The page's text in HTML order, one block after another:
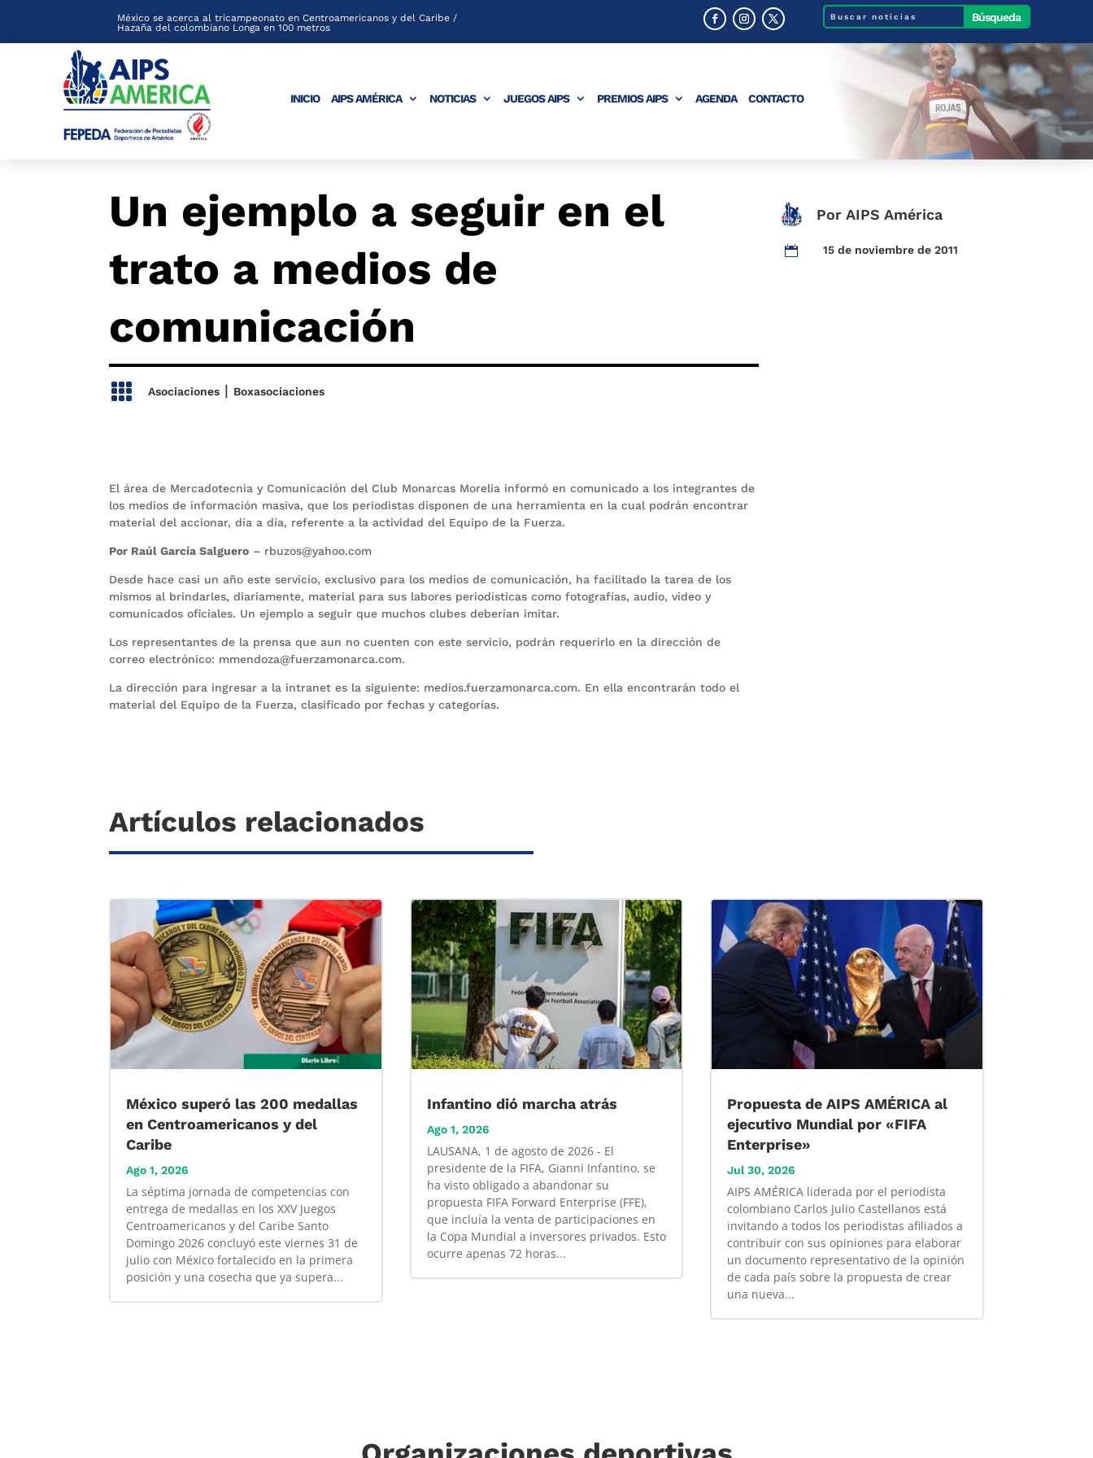
México se acerca al tricampeonato en Centroamericanos y del Caribe /
Hazaña del colombiano Longa en 100 metros
INICIO AIPS AMÉRICA NOTICIAS JUEGOS AIPS PREMIOS AIPS AGENDA CONTACTO
Un ejemplo a seguir en el
trato a medios de
comunicación
 Asociaciones| Boxasociaciones
Por AIPS América
 15 de noviembre de 2011
El área de Mercadotecnia y Comunicación del Club Monarcas Morelia informó en comunicado a los integrantes de
los medios de información masiva, que los periodistas disponen de una herramienta en la cual podrán encontrar
material del accionar, día a día, referente a la actividad del Equipo de la Fuerza.
Por Raúl García Salguero – rbuzos@yahoo.com
Desde hace casi un año este servicio, exclusivo para los medios de comunicación, ha facilitado la tarea de los
mismos al brindarles, diariamente, material para sus labores periodísticas como fotografías, audio, video y
comunicados oficiales. Un ejemplo a seguir que muchos clubes deberían imitar.
Los representantes de la prensa que aun no cuenten con este servicio, podrán requerirlo en la dirección de
correo electrónico: mmendoza@fuerzamonarca.com.
La dirección para ingresar a la intranet es la siguiente: medios.fuerzamonarca.com. En ella encontrarán todo el
material del Equipo de la Fuerza, clasificado por fechas y categorías.
Artículos relacionados
México superó las 200 medallas
en Centroamericanos y del
Caribe
Ago 1, 2026
La séptima jornada de competencias con
entrega de medallas en los XXV Juegos
Centroamericanos y del Caribe Santo
Domingo 2026 concluyó este viernes 31 de
julio con México fortalecido en la primera
posición y una cosecha que ya supera...
Infantino dió marcha atrás
Ago 1, 2026
LAUSANA, 1 de agosto de 2026 - El
presidente de la FIFA, Gianni Infantino, se
ha visto obligado a abandonar su
propuesta FIFA Forward Enterprise (FFE),
que incluía la venta de participaciones en
la Copa Mundial a inversores privados. Esto
ocurre apenas 72 horas...
Propuesta de AIPS AMÉRICA al
ejecutivo Mundial por «FIFA
Enterprise»
Jul 30, 2026
AIPS AMÉRICA liderada por el periodista
colombiano Carlos Julio Castellanos está
invitando a todos los periodistas afiliados a
contribuir con sus opiniones para elaborar
un documento representativo de la opinión
de cada país sobre la propuesta de crear
una nueva...